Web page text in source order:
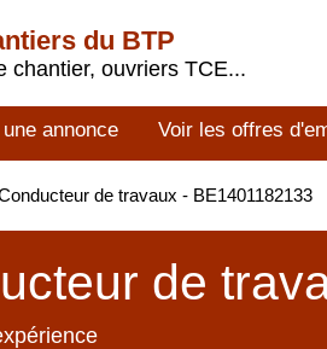
du BTP
chantier, ouvriers TCE...
annonce Voir les offres
de travaux - BE1401182133
de